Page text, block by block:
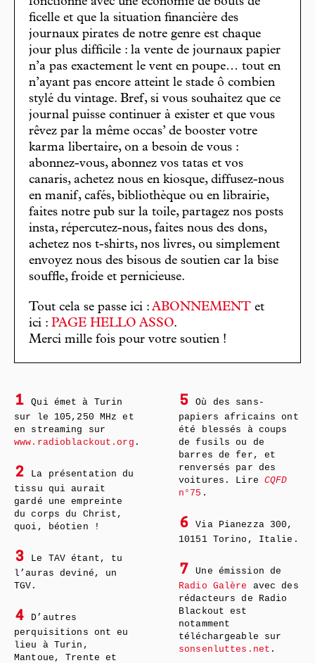
ficelle et que la situation financière des
journaux pirates de notre genre est chaque
jour plus difficile : la vente de journaux papier
n’a pas exactement le vent en poupe… tout en
n’ayant pas encore atteint le stade ô combien
stylé du vintage. Bref, si vous souhaitez que ce
journal puisse continuer à exister et que vous
rêvez par la même occas’ de booster votre
karma libertaire, on a besoin de vous :
abonnez-vous, abonnez vos tatas et vos
canaris, achetez nous en kiosque, diffusez-nous
en manif, cafés, bibliothèque ou en librairie,
faites notre pub sur la toile, partagez nos posts
insta, répercutez-nous, faites nous des dons,
achetez nos t-shirts, nos livres, ou simplement
envoyez nous des bisous de soutien car la bise
souffle, froide et pernicieuse.
Tout cela se passe ici : ABONNEMENT et
ici : PAGE HELLO ASSO.
Merci mille fois pour votre soutien !
1
Qui émet à Turin
sur le 105,250 MHz et
en streaming sur
www.radioblackout.org .
2
La présentation du
tissu qui aurait
gardé une empreinte
du corps du Christ,
quoi, béotien !
3
Le TAV étant, tu
l’auras deviné, un
TGV.
4
D’autres
perquisitions ont eu
lieu à Turin,
Mantoue, Trente et
5
Où des sans-
papiers africains ont
été blessés à coups
de fusils ou de
barres de fer, et
renversés par des
voitures. Lire CQFD
n°75 .
6
Via Pianezza 300,
10151 Torino, Italie.
7
Une émission de
Radio Galère
avec des
rédacteurs de Radio
Blackout est
notamment
téléchargeable sur
sonsenluttes.net .